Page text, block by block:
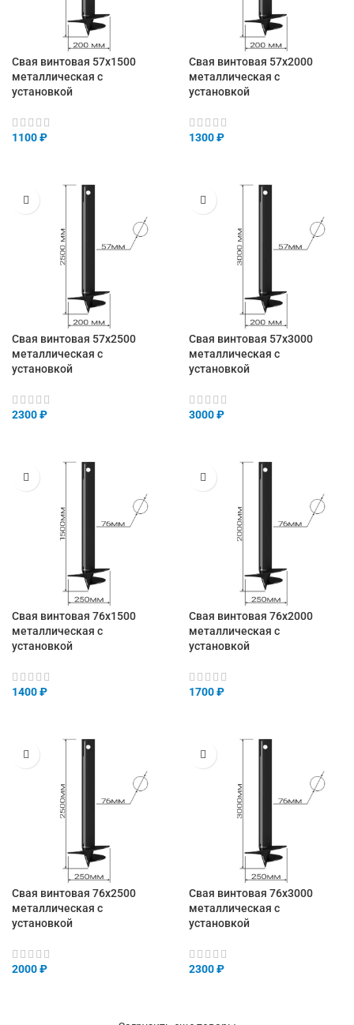
Свая винтовая 57х1500
металлическая с
установкой
1100₽
Свая винтовая 57х2000
металлическая с
установкой
1300₽
Свая винтовая 57х2500
металлическая с
установкой
2300₽
Свая винтовая 57х3000
металлическая с
установкой
3000₽
Свая винтовая 76х1500
металлическая с
установкой
1400₽
Свая винтовая 76х2000
металлическая с
установкой
1700₽
Свая винтовая 76х2500
металлическая с
установкой
2000₽
Свая винтовая 76х3000
металлическая с
установкой
2300₽